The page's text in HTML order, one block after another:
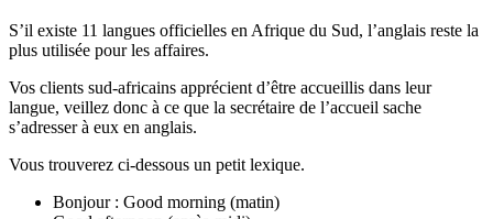
S’il existe 11 langues officielles en Afrique du Sud, l’anglais reste la
plus utilisée pour les affaires.
Vos clients sud-africains apprécient d’être accueillis dans leur
langue, veillez donc à ce que la secrétaire de l’accueil sache
s’adresser à eux en anglais.
Vous trouverez ci-dessous un petit lexique.
Bonjour : Good morning (matin)